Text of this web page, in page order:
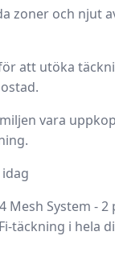
zoner och njut
att utöka
vara
Mesh System - 2
täckning i hela